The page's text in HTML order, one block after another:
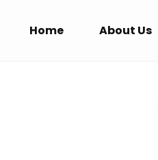
Home About Us